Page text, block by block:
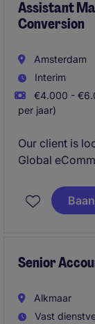
Assistant
Conversion
Amsterdam
Interim
€4.000 -
per jaar)
Our client is
Global
basket
as Uber Eats,
analytics.
Senior
Alkmaar
Vast